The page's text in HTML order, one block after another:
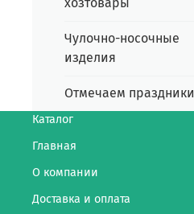
Чулочно-носочные
изделия
Отмечаем праздники
Каталог
Главная
О компании
Доставка и оплата